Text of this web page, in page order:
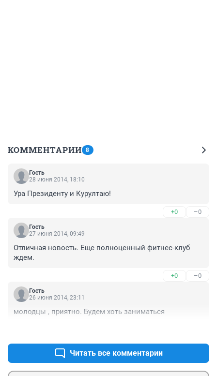
КОММЕНТАРИИ 8
Гость
28 июня 2014, 18:10
Ура Президенту и Курултаю!
+0 –0
Гость
27 июня 2014, 09:49
Отличная новость. Еще полноценный фитнес-клуб
ждем.
+0 –0
Гость
26 июня 2014, 23:11
молодцы , приятно. Будем хоть заниматься
Читать все комментарии